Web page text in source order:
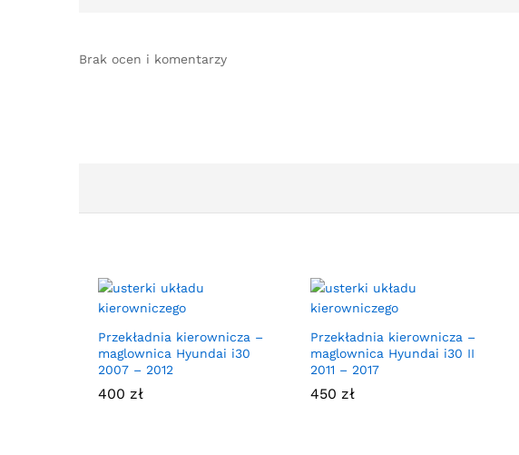
Brak ocen i komentarzy
Przekładnia kierownicza –
maglownica Hyundai i30
2007 – 2012
400 zł
Przekładnia kierownicza –
maglownica Hyundai i30 II
2011 – 2017
450 zł